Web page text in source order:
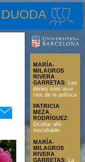
DUODA
MARÍA-
MILAGROS
RIVERA
GARRETAS: Les
dones som avui
l'eix de la política
PATRICIA
MEZA
RODRÍGUEZ:
Ocultar allò
inocultable
MARÍA-
MILAGROS
RIVERA
GARRETAS:
La